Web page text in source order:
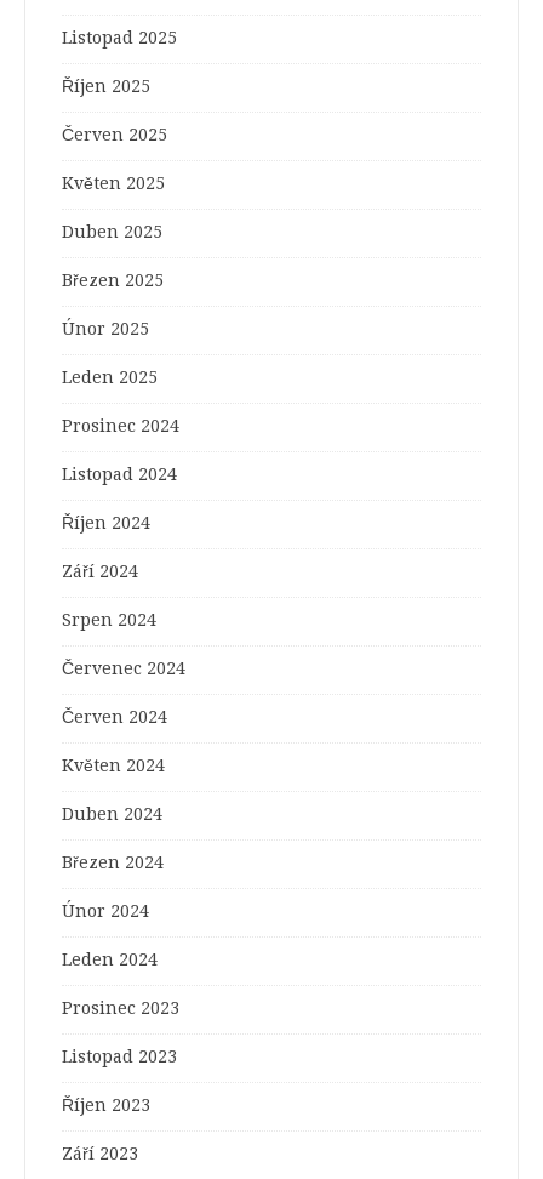
Listopad 2025
Říjen 2025
Červen 2025
Květen 2025
Duben 2025
Březen 2025
Únor 2025
Leden 2025
Prosinec 2024
Listopad 2024
Říjen 2024
Září 2024
Srpen 2024
Červenec 2024
Červen 2024
Květen 2024
Duben 2024
Březen 2024
Únor 2024
Leden 2024
Prosinec 2023
Listopad 2023
Říjen 2023
Září 2023